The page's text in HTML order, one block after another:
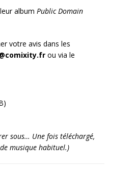
album Public Domain
votre avis dans les
ou via le
sous… Une fois téléchargé,
musique habituel.)